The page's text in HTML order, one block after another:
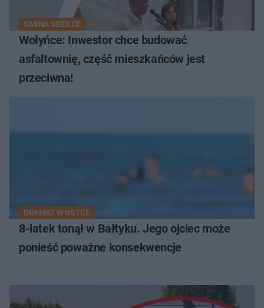
GMINA SIEDLCE
Wołyńce: Inwestor chce budować
asfaltownię, część mieszkańców jest
przeciwna!
DRAMAT W USTCE
8-latek tonął w Bałtyku. Jego ojciec może
ponieść poważne konsekwencje